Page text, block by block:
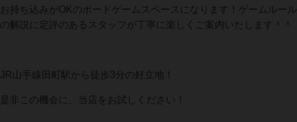
お持ち込みがOKのボードゲームスペースになります！ゲームルール
の解説に定評のあるスタッフが丁寧に楽しくご案内いたします＾＾
JR山手線田町駅から徒歩3分の好立地！
是非この機会に、当店をお試しください！